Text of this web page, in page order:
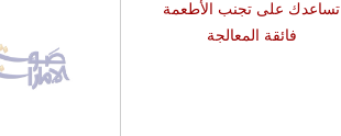
تساعدك على تجنب الأطعمة
فائقة المعالجة